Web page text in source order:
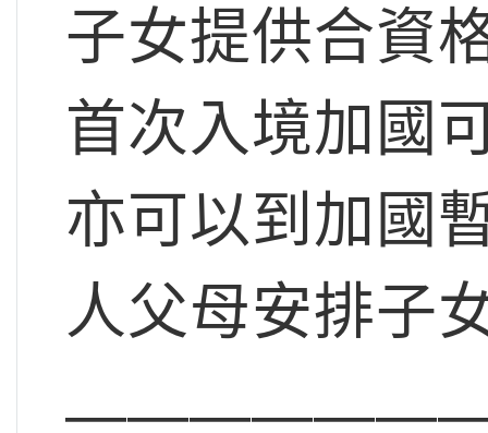
子女提供合資
首次入境加國
亦可以到加國
人父母安排子